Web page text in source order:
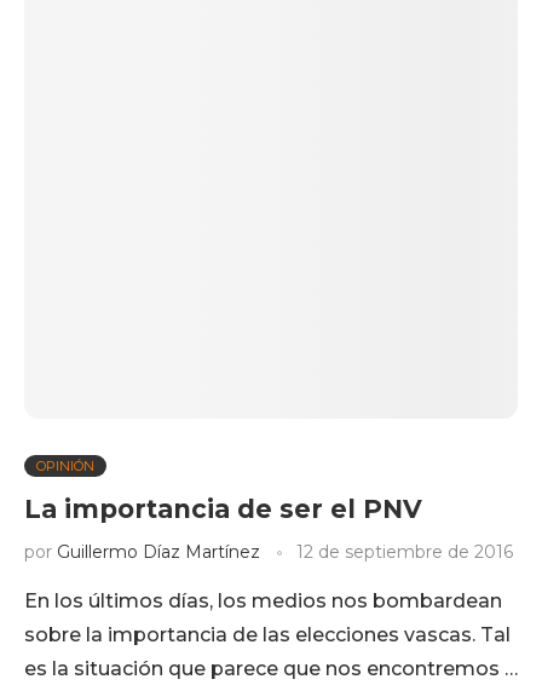
OPINIÓN
La importancia de ser el PNV
por Guillermo Díaz Martínez 12 de septiembre de 2016
En los últimos días, los medios nos bombardean
sobre la importancia de las elecciones vascas. Tal
es la situación que parece que nos encontremos …